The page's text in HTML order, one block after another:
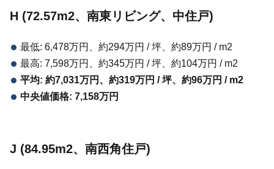
H (72.57m2、南東リビング、中住戸)
最低: 6,478万円、約294万円 / 坪、約89万円 / m2
最高: 7,598万円、約345万円 / 坪、約104万円 / m2
平均: 約7,031万円、約319万円 / 坪、約96万円 / m2
中央値価格: 7,158万円
J (84.95m2、南西角住戸)